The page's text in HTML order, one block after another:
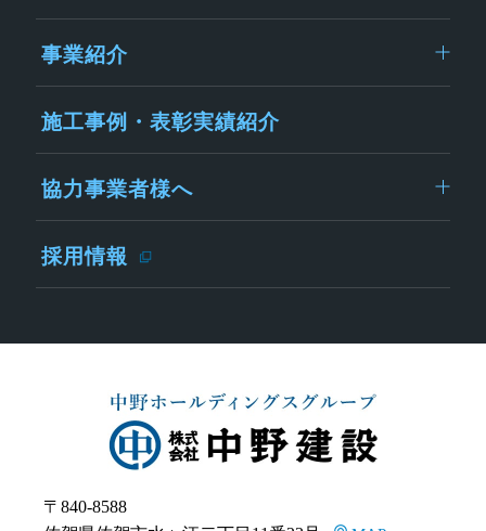
事業紹介
施工事例・表彰実績紹介
協力事業者様へ
採用情報
〒840-8588